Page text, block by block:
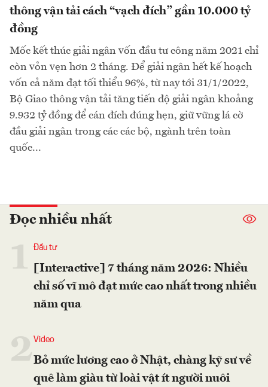
thông vận tải cách “vạch đích” gần 10.000 tỷ
đồng
Mốc kết thúc giải ngân vốn đầu tư công năm 2021 chỉ
còn vỏn vẹn hơn 2 tháng. Để giải ngân hết kế hoạch
vốn cả năm đạt tối thiểu 96%, từ nay tới 31/1/2022,
Bộ Giao thông vận tải tăng tiến độ giải ngân khoảng
9.932 tỷ đồng để cán đích đúng hẹn, giữ vững lá cờ
đầu giải ngân trong các các bộ, ngành trên toàn
quốc...
Đọc nhiều nhất
Đầu tư
[Interactive] 7 tháng năm 2026: Nhiều
chỉ số vĩ mô đạt mức cao nhất trong nhiều
năm qua
2Video
Bỏ mức lương cao ở Nhật, chàng kỹ sư về
quê làm giàu từ loài vật ít người nuôi